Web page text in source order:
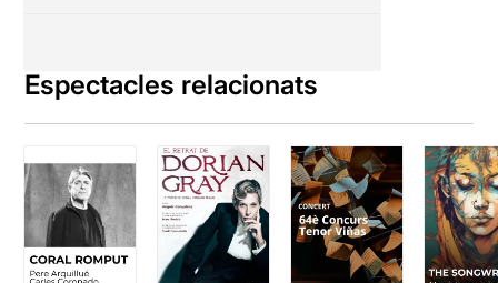
Espectacles relacionats